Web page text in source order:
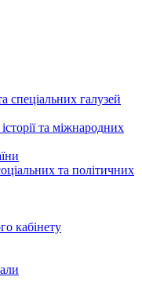
спеціальних галузей
та міжнародних
та політичних
кабінету